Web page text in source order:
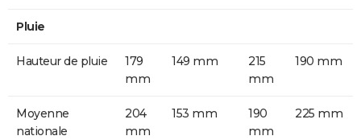
Pluie
Hauteur de pluie
179
mm
149 mm
215
mm
190 mm
Moyenne
nationale
204
mm
153 mm
190
mm
225 mm